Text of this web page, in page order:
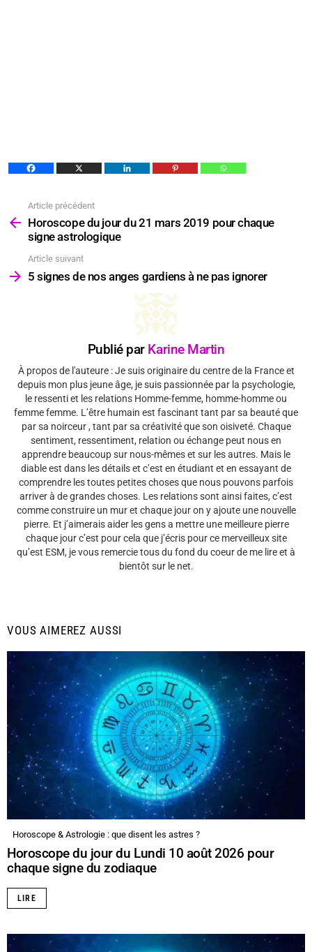
plus
Article précédent
Horoscope du jour du 21 mars 2019 pour chaque
signe astrologique
Article suivant
5 signes de nos anges gardiens à ne pas ignorer
Publié par Karine Martin
À propos de l'auteure : Je suis originaire du centre de la France et
depuis mon plus jeune âge, je suis passionnée par la psychologie,
le ressenti et les relations Homme-femme, homme-homme ou
femme femme. L’être humain est fascinant tant par sa beauté que
par sa noirceur , tant par sa créativité que son oisiveté. Chaque
sentiment, ressentiment, relation ou échange peut nous en
apprendre beaucoup sur nous-mêmes et sur les autres. Mais le
diable est dans les détails et c’est en étudiant et en essayant de
comprendre les toutes petites choses que nous pouvons parfois
arriver à de grandes choses. Les relations sont ainsi faites, c’est
comme construire un mur et chaque jour on y ajoute une nouvelle
pierre. Et j’aimerais aider les gens a mettre une meilleure pierre
chaque jour c’est pour cela que j’écris pour ce merveilleux site
qu’est ESM, je vous remercie tous du fond du coeur de me lire et à
bientôt sur le net.
VOUS AIMEREZ AUSSI
Horoscope & Astrologie : que disent les astres ?
Horoscope du jour du Lundi 10 août 2026 pour
chaque signe du zodiaque
LIRE